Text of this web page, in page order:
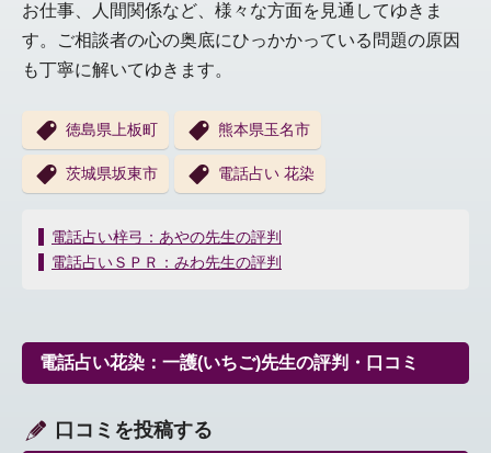
お仕事、人間関係など、様々な方面を見通してゆきま
す。ご相談者の心の奥底にひっかかっている問題の原因
も丁寧に解いてゆきます。
徳島県上板町 熊本県玉名市
茨城県坂東市 電話占い 花染
投
稿
ー
シ
ン
電話占い梓弓：あやの先生の評判
電話占いＳＰＲ：みわ先生の評判
電話占い花染：一護(いちご)先生の評判・口コミ
口コミを投稿する